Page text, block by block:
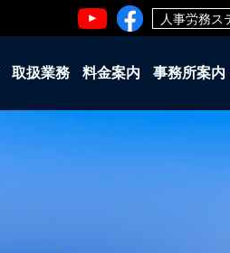
人事労務ス
取扱業務 料金案内 事務所案内